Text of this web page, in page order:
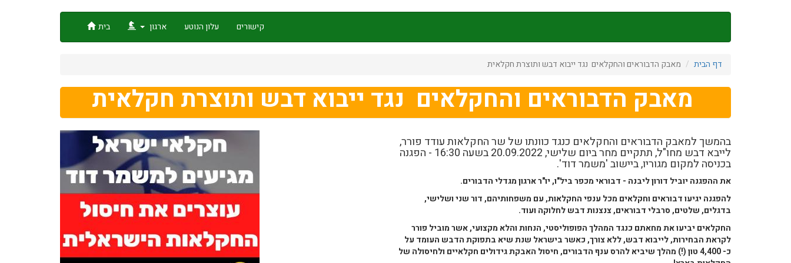
בית ארגון עלון הנוטע קישורים
דף הבית מאבק הדבוראים והחקלאים נגד ייבוא דבש ותוצרת חקלאית
מאבק הדבוראים והחקלאים נגד ייבוא דבש ותוצרת חקלאית
בהמשך למאבק הדבוראים והחקלאים כנגד כוונתו של שר החקלאות עודד פורר,
לייבא דבש מחו"ל, תתקיים מחר ביום שלישי, 20.09.2022 בשעה 16:30 - הפגנה
בכניסה למקום מגוריו, ביישוב 'משמר דוד'.
את ההפגנה יוביל דורון ליבנה - דבוראי מכפר ביל"ו, יו"ר ארגון מגדלי הדבורים.
להפגנה יגיעו דבוראים וחקלאים מכל ענפי החקלאות, עם משפחותיהם, דור שני ושלישי,
בדגלים, שלטים, סרבלי דבוראים, צנצנות דבש לחלוקה ועוד.
החקלאים יביעו את מחאתם כנגד המהלך הפופוליסטי, הנחות והלא מקצועי, אשר מוביל פורר
לקראת הבחירות, לייבוא דבש, ללא צורך, כאשר בישראל שנת שיא בתפוקת הדבש העומד על
כ- 4,400 טון (!) מהלך שיביא להרס ענף הדבורים, חיסול האבקת גידולים חקלאיים ולחיסולה של